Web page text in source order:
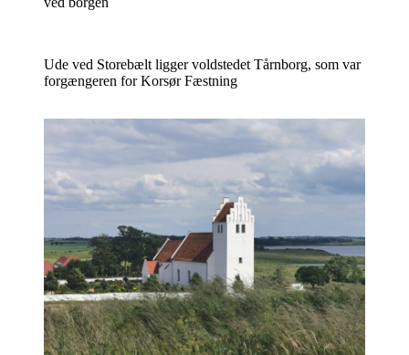
Ude ved Storebælt ligger voldstedet Tårnborg, som var
forgængeren for Korsør Fæstning